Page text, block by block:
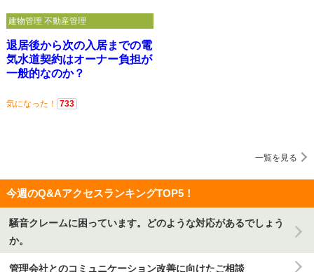
退居後から次の入居までの電
気水道契約はオーナー負担が
一般的なのか？
気になった！ 733
建物管理 不動産管理
一覧を見る
今週のQ&AアクセスランキングTOP5！
騒音クレームに困っています。どのような対応があるでしょう
か。
管理会社とのコミュニケーション改善に向けたご相談